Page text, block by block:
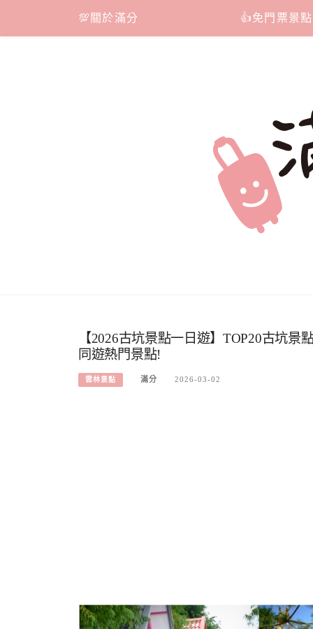
content
💯關於滿分 👍免門票景點
【2026古坑景點一日遊】TOP20古坑
同遊熱門景點!
雲林景點 滿分 2026-03-02